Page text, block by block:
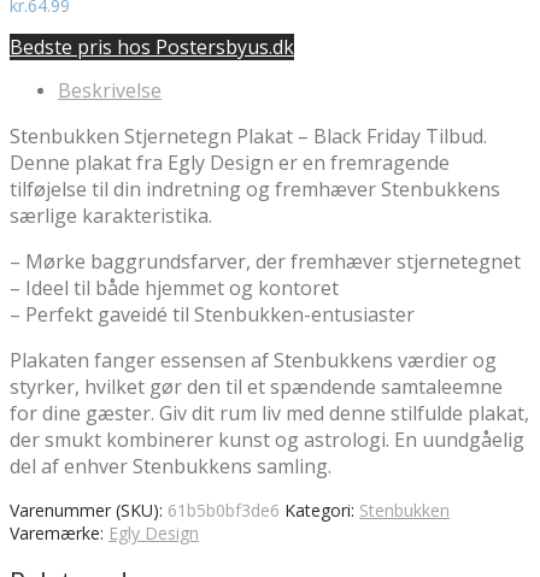
kr.64.99
Bedste pris hos Postersbyus.dk
Beskrivelse
Stenbukken Stjernetegn Plakat – Black Friday Tilbud.
Denne plakat fra Egly Design er en fremragende
tilføjelse til din indretning og fremhæver Stenbukkens
særlige karakteristika.
– Mørke baggrundsfarver, der fremhæver stjernetegnet
– Ideel til både hjemmet og kontoret
– Perfekt gaveidé til Stenbukken-entusiaster
Plakaten fanger essensen af Stenbukkens værdier og
styrker, hvilket gør den til et spændende samtaleemne
for dine gæster. Giv dit rum liv med denne stilfulde plakat,
der smukt kombinerer kunst og astrologi. En uundgåelig
del af enhver Stenbukkens samling.
Varenummer (SKU): 61b5b0bf3de6 Kategori: Stenbukken
Varemærke: Egly Design